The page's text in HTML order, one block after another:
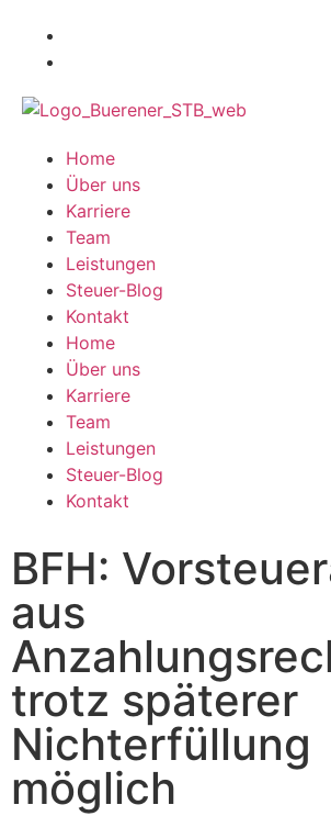
Home
Über uns
Karriere
Team
Leistungen
Steuer-Blog
Kontakt
Home
Über uns
Karriere
Team
Leistungen
Steuer-Blog
Kontakt
BFH:
aus
trotz späterer
Nichterfüllung
möglich